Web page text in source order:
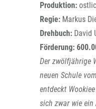
Produktion:
Regie: Markus
Drehbuch: David
Förderung:
Der zwölfjährige
neuen Schule
entdeckt
sich zwar wie